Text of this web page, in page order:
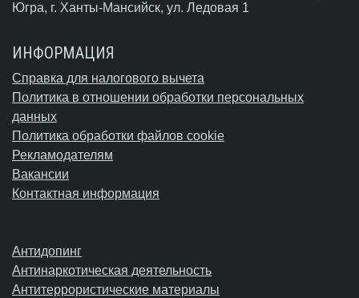
Югра, г. Ханты-Мансийск, ул. Ледовая 1
ИНФОРМАЦИЯ
Справка для налогового вычета
Политика в отношении обработки персональных
данных
Политика обработки файлов cookie
Рекламодателям
Вакансии
Контактная информация
Антидопинг
Антинаркотическая деятельность
Антитеррористические материалы